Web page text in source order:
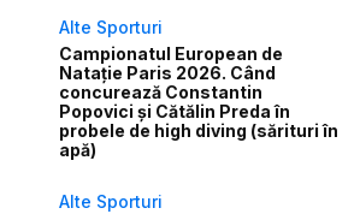
Alte Sporturi
Campionatul European de
Natație Paris 2026. Când
concurează Constantin
Popovici și Cătălin Preda în
probele de high diving (sărituri în
apă)
Alte Sporturi